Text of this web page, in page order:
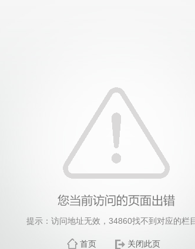
提示：访问地址无效，34860找不到对应的栏
首页 关闭此页